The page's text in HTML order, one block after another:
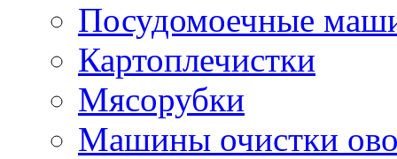
Посудомоечные
Картоплечистки
Мясорубки
Машины очистки